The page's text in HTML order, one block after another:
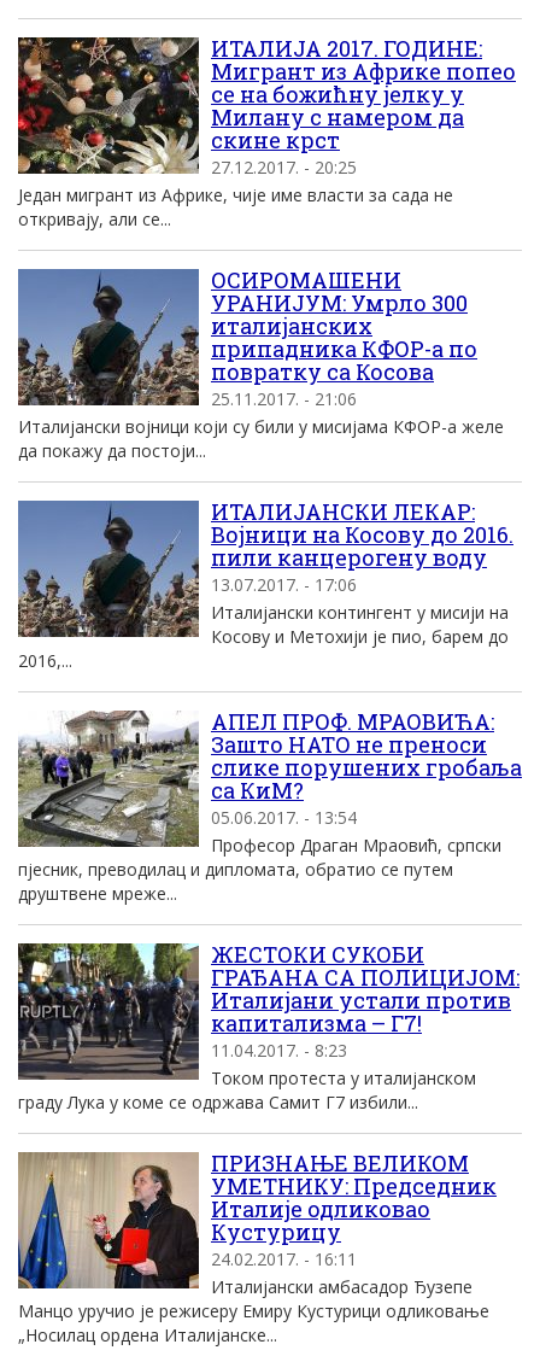
ИТАЛИЈА 2017. ГОДИНЕ:
Мигрант из Африке попео
се на божићну јелку у
Милану с намером да
скине крст
27.12.2017. - 20:25
Један мигрант из Африке, чије име власти за сада не
откривају, али се...
ОСИРОМАШЕНИ
УРАНИЈУМ: Умрло 300
италијанских
припадника КФОР-а по
повратку са Косова
25.11.2017. - 21:06
Италијански војници који су били у мисијама КФОР-а желе
да покажу да постоји...
ИТАЛИЈАНСКИ ЛЕКАР:
Војници на Косову до 2016.
пили канцерогену воду
13.07.2017. - 17:06
Италијански контингент у мисији на
Косову и Метохији је пио, барем до
2016,...
АПЕЛ ПРОФ. МРАОВИЋА:
Зашто НАТО не преноси
слике порушених гробаља
са КиМ?
05.06.2017. - 13:54
Професор Драган Мраовић, српски
пјесник, преводилац и дипломата, обратио се путем
друштвене мреже...
ЖЕСТОКИ СУКОБИ
ГРАЂАНА СА ПОЛИЦИЈОМ:
Италијани устали против
капитализма – Г7!
11.04.2017. - 8:23
Током протеста у италијанском
граду Лука у коме се одржава Самит Г7 избили...
ПРИЗНАЊЕ ВЕЛИКОМ
УМЕТНИКУ: Председник
Италије одликовао
Кустурицу
24.02.2017. - 16:11
Италијански амбасадор Ђузепе
Манцо уручио је режисеру Емиру Кустурици одликовање
„Носилац ордена Италијанске...